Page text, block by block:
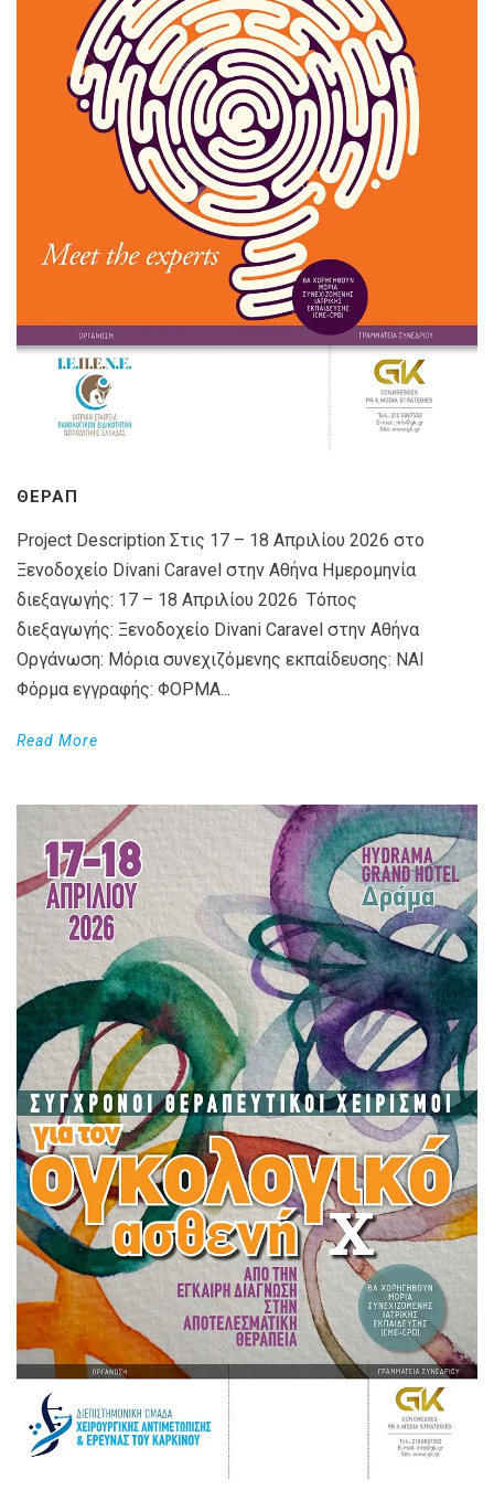
ΘΕΡΑΠ
Project Description Στις 17 – 18 Απριλίου 2026 στο
Ξενοδοχείο Divani Caravel στην Αθήνα Ημερομηνία
διεξαγωγής: 17 – 18 Απριλίου 2026 Τόπος
διεξαγωγής: Ξενοδοχείο Divani Caravel στην Αθήνα
Οργάνωση: Μόρια συνεχιζόμενης εκπαίδευσης: ΝΑΙ
Φόρμα εγγραφής: ΦΟΡΜΑ...
Read More